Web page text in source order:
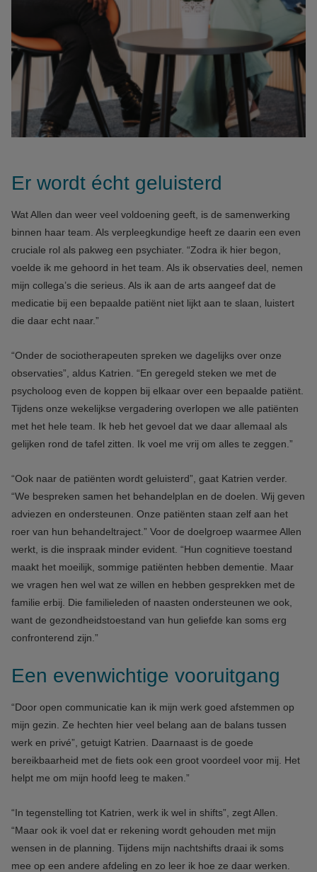
Er wordt écht geluisterd
Wat Allen dan weer veel voldoening geeft, is de samenwerking
binnen haar team. Als verpleegkundige heeft ze daarin een even
cruciale rol als pakweg een psychiater. “Zodra ik hier begon,
voelde ik me gehoord in het team. Als ik observaties deel, nemen
mijn collega’s die serieus. Als ik aan de arts aangeef dat de
medicatie bij een bepaalde patiënt niet lijkt aan te slaan, luistert
die daar echt naar.”
“Onder de sociotherapeuten spreken we dagelijks over onze
observaties”, aldus Katrien. “En geregeld steken we met de
psycholoog even de koppen bij elkaar over een bepaalde patiënt.
Tijdens onze wekelijkse vergadering overlopen we alle patiënten
met het hele team. Ik heb het gevoel dat we daar allemaal als
gelijken rond de tafel zitten. Ik voel me vrij om alles te zeggen.”
“Ook naar de patiënten wordt geluisterd”, gaat Katrien verder.
“We bespreken samen het behandelplan en de doelen. Wij geven
adviezen en ondersteunen. Onze patiënten staan zelf aan het
roer van hun behandeltraject.” Voor de doelgroep waarmee Allen
werkt, is die inspraak minder evident. “Hun cognitieve toestand
maakt het moeilijk, sommige patiënten hebben dementie. Maar
we vragen hen wel wat ze willen en hebben gesprekken met de
familie erbij. Die familieleden of naasten ondersteunen we ook,
want de gezondheidstoestand van hun geliefde kan soms erg
confronterend zijn.”
Een evenwichtige vooruitgang
“Door open communicatie kan ik mijn werk goed afstemmen op
mijn gezin. Ze hechten hier veel belang aan de balans tussen
werk en privé”, getuigt Katrien. Daarnaast is de goede
bereikbaarheid met de fiets ook een groot voordeel voor mij. Het
helpt me om mijn hoofd leeg te maken.”
“In tegenstelling tot Katrien, werk ik wel in shifts”, zegt Allen.
“Maar ook ik voel dat er rekening wordt gehouden met mijn
wensen in de planning. Tijdens mijn nachtshifts draai ik soms
mee op een andere afdeling en zo leer ik hoe ze daar werken.